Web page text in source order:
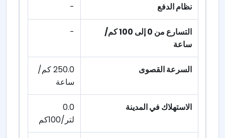
نظام الدفع -
التسارع من 0 إلى 100 كم/
ساعة
-
السرعة القصوى
250.0 كم/
ساعة
الاستهلاك في المدينة
0.0
لتر/100كم